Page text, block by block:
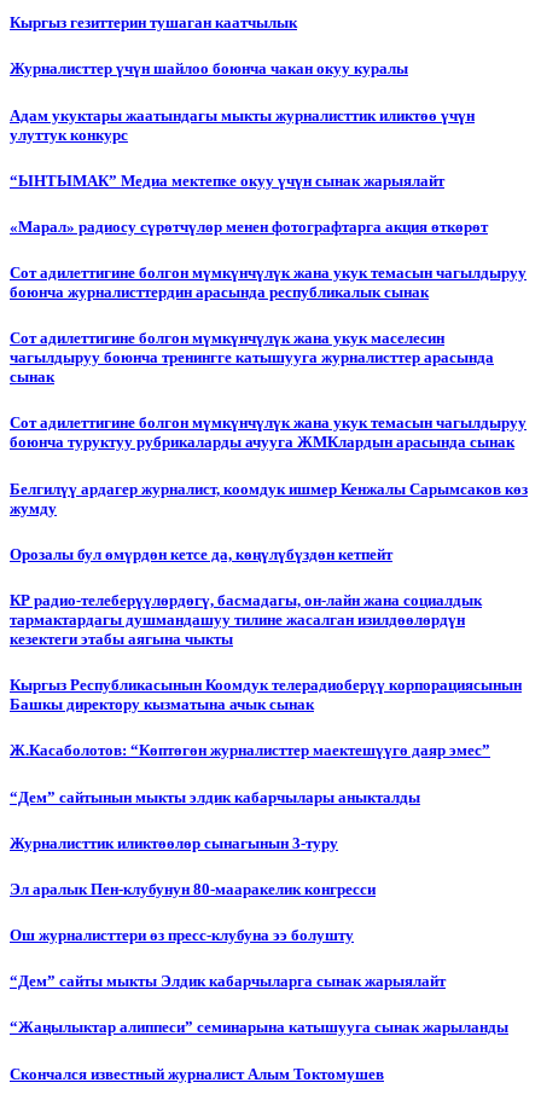
Кыргыз гезиттерин тушаган каатчылык
Журналисттер үчүн шайлоо боюнча чакан окуу куралы
Адам укуктары жаатындагы мыкты журналисттик иликтөө үчүн
улуттук конкурс
“ЫНТЫМАК” Медиа мектепке окуу үчүн сынак жарыялайт
«Марал» радиосу сүрөтчүлөр менен фотографтарга акция өткөрөт
Сот адилеттигине болгон мүмкүнчүлүк жана укук темасын чагылдыруу
боюнча журналисттердин арасында республикалык сынак
Сот адилеттигине болгон мүмкүнчүлүк жана укук маселесин
чагылдыруу боюнча тренингге катышууга журналисттер арасында
сынак
Сот адилеттигине болгон мүмкүнчүлүк жана укук темасын чагылдыруу
боюнча туруктуу рубрикаларды ачууга ЖМКлардын арасында сынак
Белгилүү ардагер журналист, коомдук ишмер Кенжалы Сарымсаков көз
жумду
Орозалы бул өмүрдөн кетсе да, көңүлүбүздөн кетпейт
КР радио-телеберүүлөрдөгү, басмадагы, он-лайн жана социалдык
тармактардагы душмандашуу тилине жасалган изилдөөлөрдүн
кезектеги этабы аягына чыкты
Кыргыз Республикасынын Коомдук телерадиоберүү корпорациясынын
Башкы директору кызматына ачык сынак
Ж.Касаболотов: “Көптөгөн журналисттер маектешүүгө даяр эмес”
“Дем” сайтынын мыкты элдик кабарчылары аныкталды
Журналисттик иликтөөлөр сынагынын 3-туру
Эл аралык Пен-клубунун 80-мааракелик конгресси
Ош журналисттери өз пресс-клубуна ээ болушту
“Дем” сайты мыкты Элдик кабарчыларга сынак жарыялайт
“Жаңылыктар алиппеси” семинарына катышууга сынак жарыланды
Cкончался известный журналист Алым Токтомушев